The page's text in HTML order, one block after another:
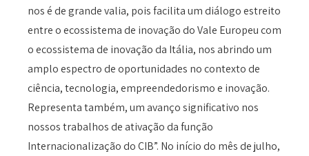
nos é de grande valia, pois facilita um diálogo estreito
entre o ecossistema de inovação do Vale Europeu com
o ecossistema de inovação da Itália, nos abrindo um
amplo espectro de oportunidades no contexto de
ciência, tecnologia, empreendedorismo e inovação.
Representa também, um avanço significativo nos
nossos trabalhos de ativação da função
Internacionalização do CIB”. No início do mês de julho,